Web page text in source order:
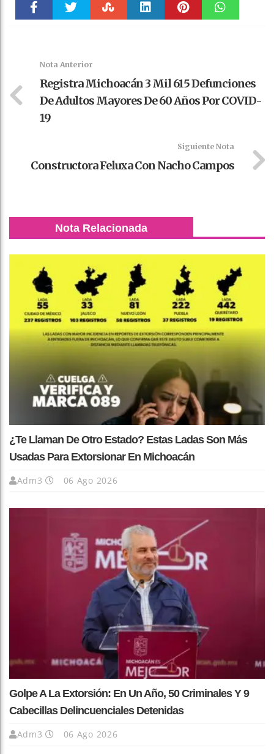
Nota Anterior
Registra Michoacán 3 Mil 615 Defunciones
De Adultos Mayores De 60 Años Por COVID-
19
Siguiente Nota
Constructora Feluxa Con Nacho Campos
Nota Relacionada
¿Te Llaman De Otro Estado? Estas Ladas Son Más
Usadas Para Extorsionar En Michoacán
Adm3 06 Ago 2026
Golpe A La Extorsión: En Un Año, 50 Criminales Y 9
Cabecillas Delincuenciales Detenidas
Adm3 06 Ago 2026